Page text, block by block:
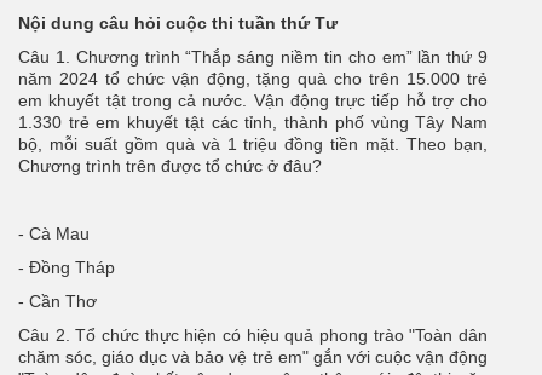
Nội dung câu hỏi cuộc thi tuần thứ Tư
Câu 1. Chương trình “Thắp sáng niềm tin cho em” lần thứ 9
năm 2024 tổ chức vận động, tặng quà cho trên 15.000 trẻ
em khuyết tật trong cả nước. Vận động trực tiếp hỗ trợ cho
1.330 trẻ em khuyết tật các tỉnh, thành phố vùng Tây Nam
bộ, mỗi suất gồm quà và 1 triệu đồng tiền mặt. Theo bạn,
Chương trình trên được tổ chức ở đâu?
- Cà Mau
- Đồng Tháp
- Cần Thơ
Câu 2. Tổ chức thực hiện có hiệu quả phong trào "Toàn dân
chăm sóc, giáo dục và bảo vệ trẻ em" gắn với cuộc vận động